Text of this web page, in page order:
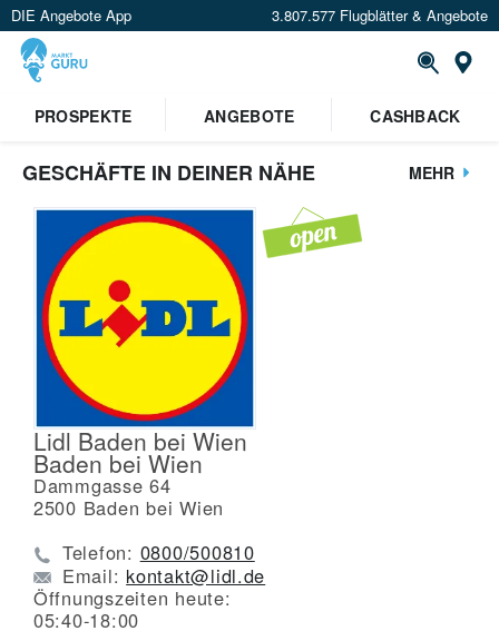
DIE Angebote App 3.807.577 Flugblätter & Angebote
PROSPEKTE
ANGEBOTE CASHBACK
GESCHÄFTE IN DEINER NÄHE MEHR
Lidl Baden bei Wien
Baden bei Wien
Dammgasse 64
2500 Baden bei Wien
Telefon: 0800/500810
Email: kontakt@lidl.de
Öffnungszeiten heute:
05:40-18:00